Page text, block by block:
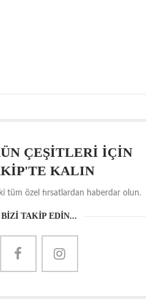
ÇEŞİTLERİ İÇİN
KALIN
tüm özel fırsatlardan haberdar olun.
BİZİ TAKİP EDİN...